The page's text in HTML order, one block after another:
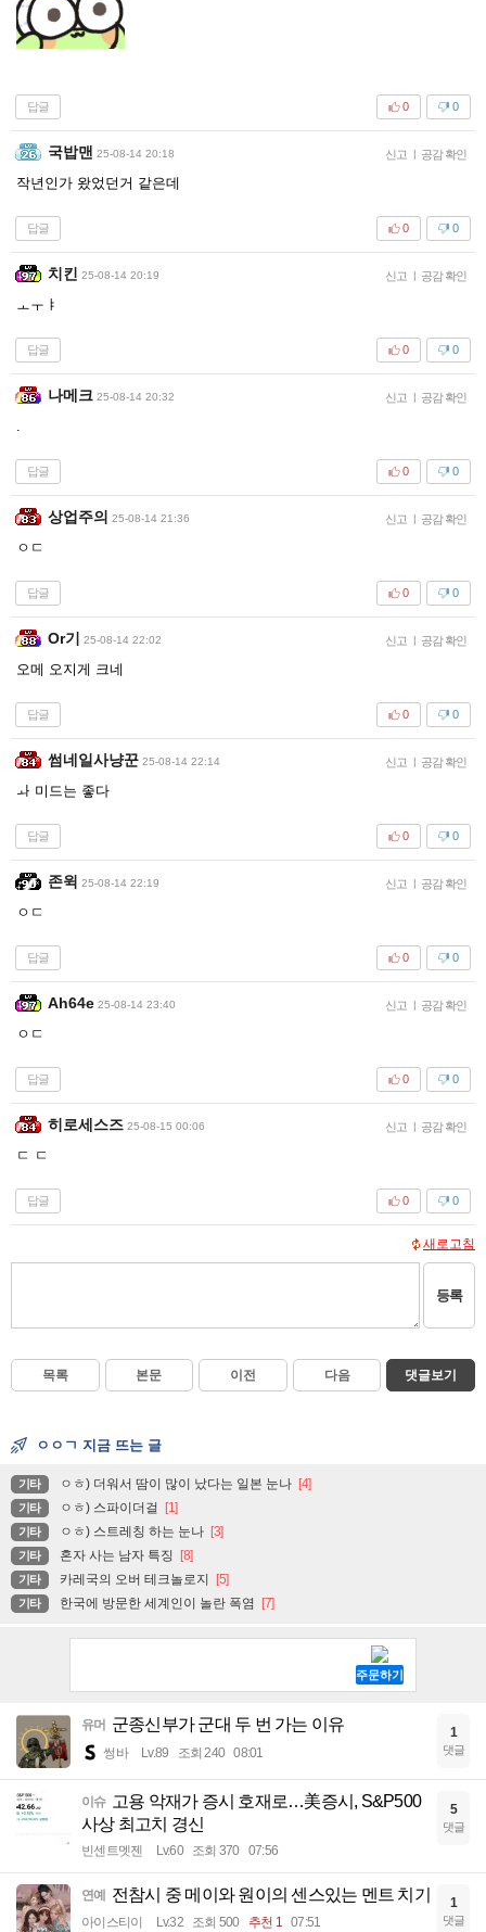
답글 0
0
국밥맨 25-08-14 20:18 신고 | 공감 확인
작년인가 왔었던거 같은데
답글 0
0
치킨 25-08-14 20:19 신고 | 공감 확인
ㅗㅜㅑ
답글 0
0
나메크 25-08-14 20:32 신고 | 공감 확인
답글 0
0
상업주의 25-08-14 21:36 신고 | 공감 확인
ㅇㄷ
답글 0
0
Or기 25-08-14 22:02 신고 | 공감 확인
오메 오지게 크네
답글 0
0
썸네일사냥꾼 25-08-14 22:14 신고 | 공감 확인
ㅘ 미드는 좋다
답글 0
0
존윅 25-08-14 22:19 신고 | 공감 확인
ㅇㄷ
답글 0
0
Ah64e 25-08-14 23:40 신고 | 공감 확인
ㅇㄷ
답글 0
0
히로세스즈 25-08-15 00:06 신고 | 공감 확인
ㄷ ㄷ
답글 0
0
새로고침
등록
목록 본문 이전 다음 댓글보기
ㅇㅇㄱ 지금 뜨는 글
기타 ㅇㅎ) 더워서 땀이 많이 났다는 일본 눈나 [4]
기타 ㅇㅎ) 스파이더걸 [1]
기타 ㅇㅎ) 스트레칭 하는 눈나 [3]
기타 혼자 사는 남자 특징 [8]
기타 카레국의 오버 테크놀로지 [5]
기타 한국에 방문한 세계인이 놀란 폭염 [7]
유머 군종신부가 군대 두 번 가는 이유
썽바 Lv.89 조회 240 08:01
1
댓글
이슈 고용 악재가 증시 호재로…美증시, S&P500
사상 최고치 경신
빈센트멧젠 Lv.60 조회 370 07:56
5
댓글
연예 전참시 중 메이와 원이의 센스있는 멘트 치기
아이스티이 Lv.32 조회 500 추천 1 07:51
1
댓글